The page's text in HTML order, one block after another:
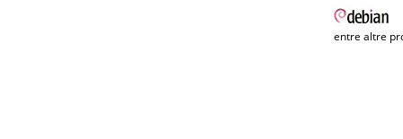
entre altre